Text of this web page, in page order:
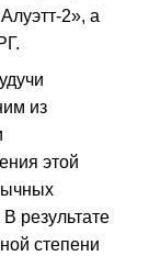
2», а
из
этой
результате
степени